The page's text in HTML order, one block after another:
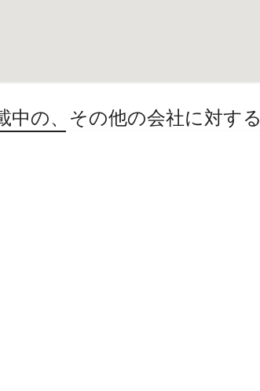
中の、その他の会社に対す